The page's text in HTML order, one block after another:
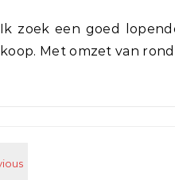
Ik zoek een goed lopende webshop, liefst webshop met voetbalartikelen te
koop. Met omzet van